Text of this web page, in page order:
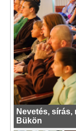
Nevetés, sírás,
Bükön